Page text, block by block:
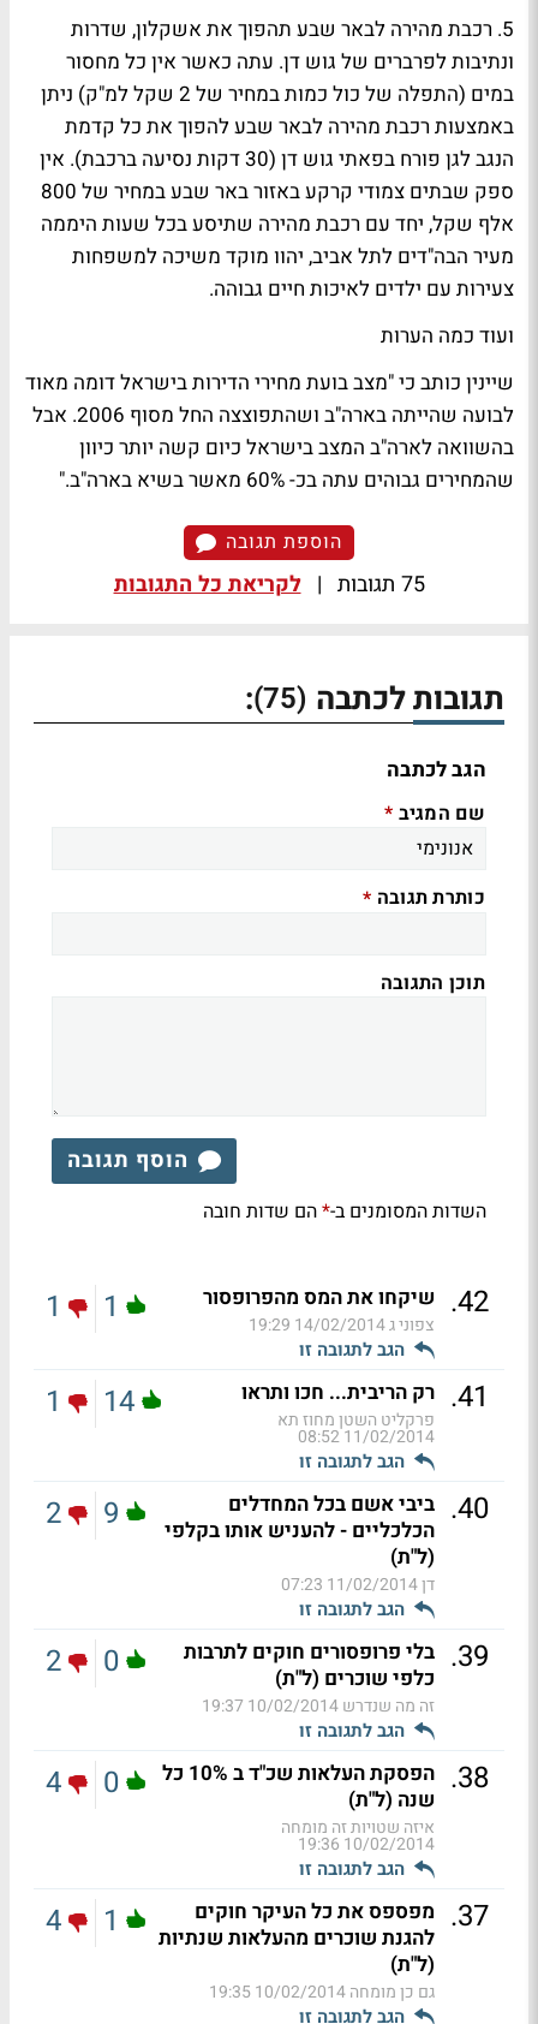
5. רכבת מהירה לבאר שבע תהפוך את אשקלון, שדרות
ונתיבות לפרברים של גוש דן. עתה כאשר אין כל מחסור
במים (התפלה של כול כמות במחיר של 2 שקל למ"ק) ניתן
באמצעות רכבת מהירה לבאר שבע להפוך את כל קדמת
הנגב לגן פורח בפאתי גוש דן (30 דקות נסיעה ברכבת). אין
ספק שבתים צמודי קרקע באזור באר שבע במחיר של 800
אלף שקל, יחד עם רכבת מהירה שתיסע בכל שעות היממה
מעיר הבה"דים לתל אביב, יהוו מוקד משיכה למשפחות
צעירות עם ילדים לאיכות חיים גבוהה.
ועוד כמה הערות
שיינין כותב כי "מצב בועת מחירי הדירות בישראל דומה מאוד
לבועה שהייתה בארה"ב ושהתפוצצה החל מסוף 2006. אבל
בהשוואה לארה"ב המצב בישראל כיום קשה יותר כיוון
שהמחירים גבוהים עתה בכ- 60% מאשר בשיא בארה"ב."
הוספת תגובה
75 תגובות | לקריאת כל התגובות
תגובות לכתבה (75)
:
הגב לכתבה
שם המגיב *
כותרת תגובה *
תוכן התגובה
הוסף תגובה
השדות המסומנים ב-*הם שדות חובה
42
. שיקחו את המס מהפרופסור
צפוני ג14/02/2014 19:29
הגב לתגובה זו
1
1
41
. רק הריבית... חכו ותראו
פרקליט השטן מחוז תא
11/02/2014 08:52
הגב לתגובה זו
14
1
40
. ביבי אשם בכל המחדלים
הכלכליים - להעניש אותו בקלפי
(ל"ת)
דן11/02/2014 07:23
הגב לתגובה זו
9
2
39
. בלי פרופסורים חוקים לתרבות
כלפי שוכרים (ל"ת)
זה מה שנדרש10/02/2014 19:37
הגב לתגובה זו
0
2
38
.
הפסקת העלאות שכ"ד ב 10% כל
שנה (ל"ת)
איזה שטויות זה מומחה
10/02/2014 19:36
הגב לתגובה זו
0
4
37
. מפספס את כל העיקר חוקים
להגנת שוכרים מהעלאות שנתיות
(ל"ת)
גם כן מומחה10/02/2014 19:35
הגב לתגובה זו
1
4